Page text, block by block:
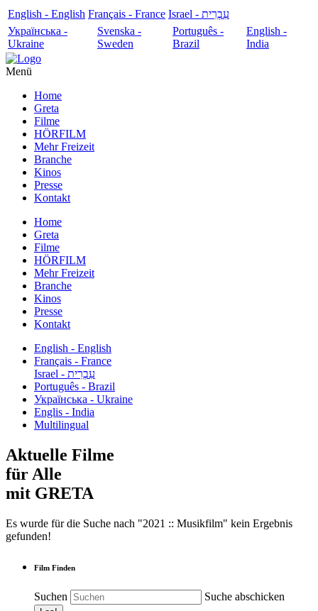
English - English Français - France
עִבְרִית - Israel
Українська -
Ukraine
Svenska -
Sweden
Português -
Brazil
English -
India
Menü
Home
Greta
Filme
HÖRFILM
Mehr Freizeit
Branche
Kinos
Presse
Kontakt
Home
Greta
Filme
HÖRFILM
Mehr Freizeit
Branche
Kinos
Presse
Kontakt
English - English
Français - France
עִבְרִית - Israel
Português - Brazil
Українська - Ukraine
Englis - India
Multilingual
Aktuelle Filme
für Alle
mit GRETA
Es wurde für die Suche nach "2021 :: Musikfilm" kein Ergebnis
gefunden!
Film Finden
Suchen Suche abschicken